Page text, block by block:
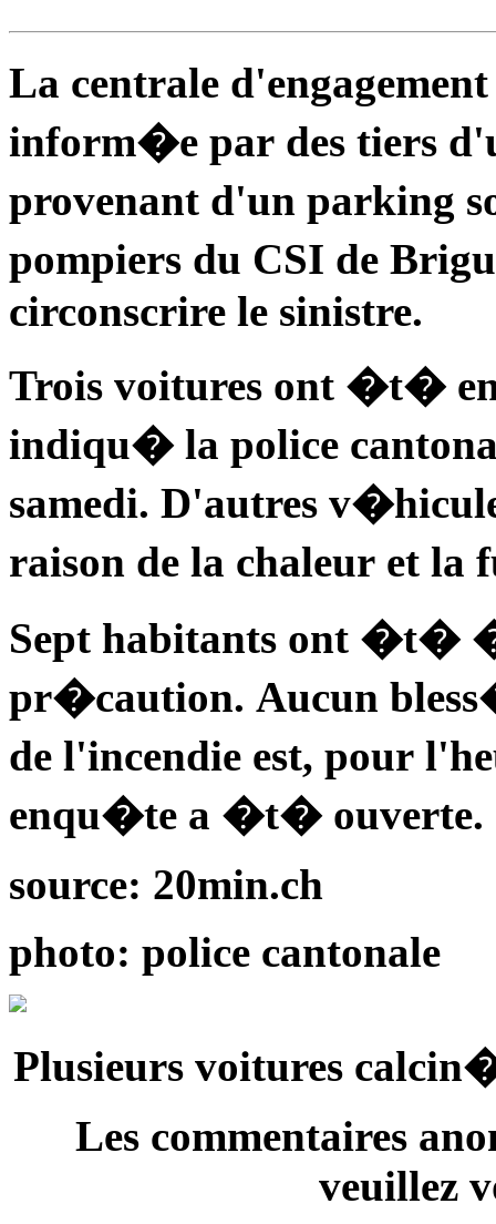
La centrale
inform�e par des tiers
provenant d'un parking
pompiers du CSI de
circonscrire le sinistre.
Trois voitures ont �t�
indiqu� la police
samedi. D'autres
raison de la chaleur et la
Sept habitants ont �t�
pr�caution. Aucun
de l'incendie est, pour
enqu�te a �t� ouverte.
source: 20min.ch
photo: police cantonale
Les commentaires
veuillez